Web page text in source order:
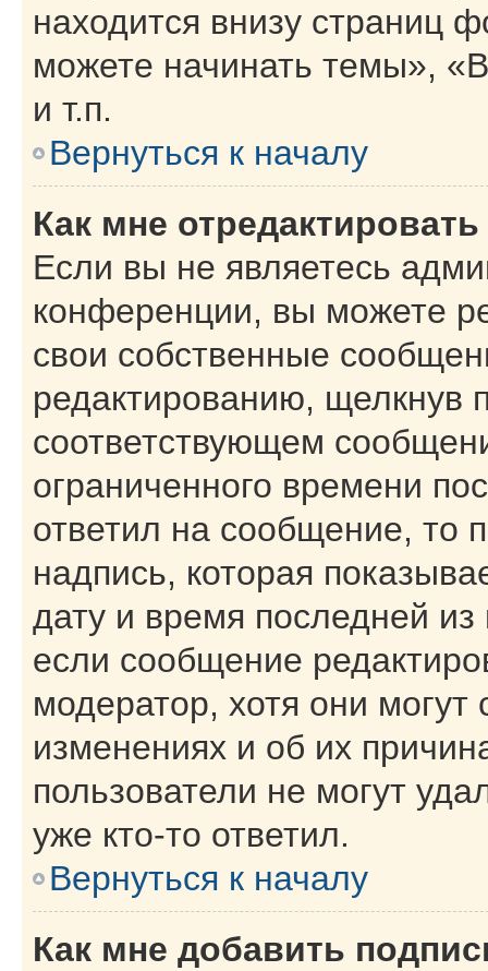
находится внизу
можете начинать темы»,
и т.п.
Вернуться к началу
Как мне
Если вы не являетесь
конференции, вы можете
свои собственные
редактированию, щелкнув
соответствующем
ограниченного времени
ответил на сообщение, то
надпись, которая
дату и время последней
если сообщение
модератор, хотя они
изменениях и об их
пользователи не могут
уже кто-то ответил.
Вернуться к началу
Как мне добавить